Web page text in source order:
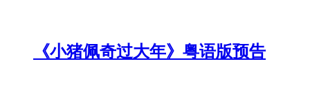
《小猪佩奇过大年》粤语版预告